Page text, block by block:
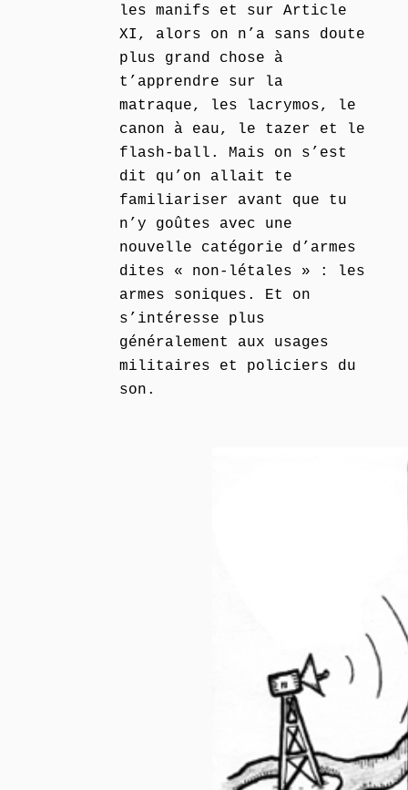
les manifs et sur Article
XI, alors on n’a sans doute
plus grand chose à
t’apprendre sur la
matraque, les lacrymos, le
canon à eau, le tazer et le
flash-ball. Mais on s’est
dit qu’on allait te
familiariser avant que tu
n’y goûtes avec une
nouvelle catégorie d’armes
dites « non-létales » : les
armes soniques. Et on
s’intéresse plus
généralement aux usages
militaires et policiers du
son.